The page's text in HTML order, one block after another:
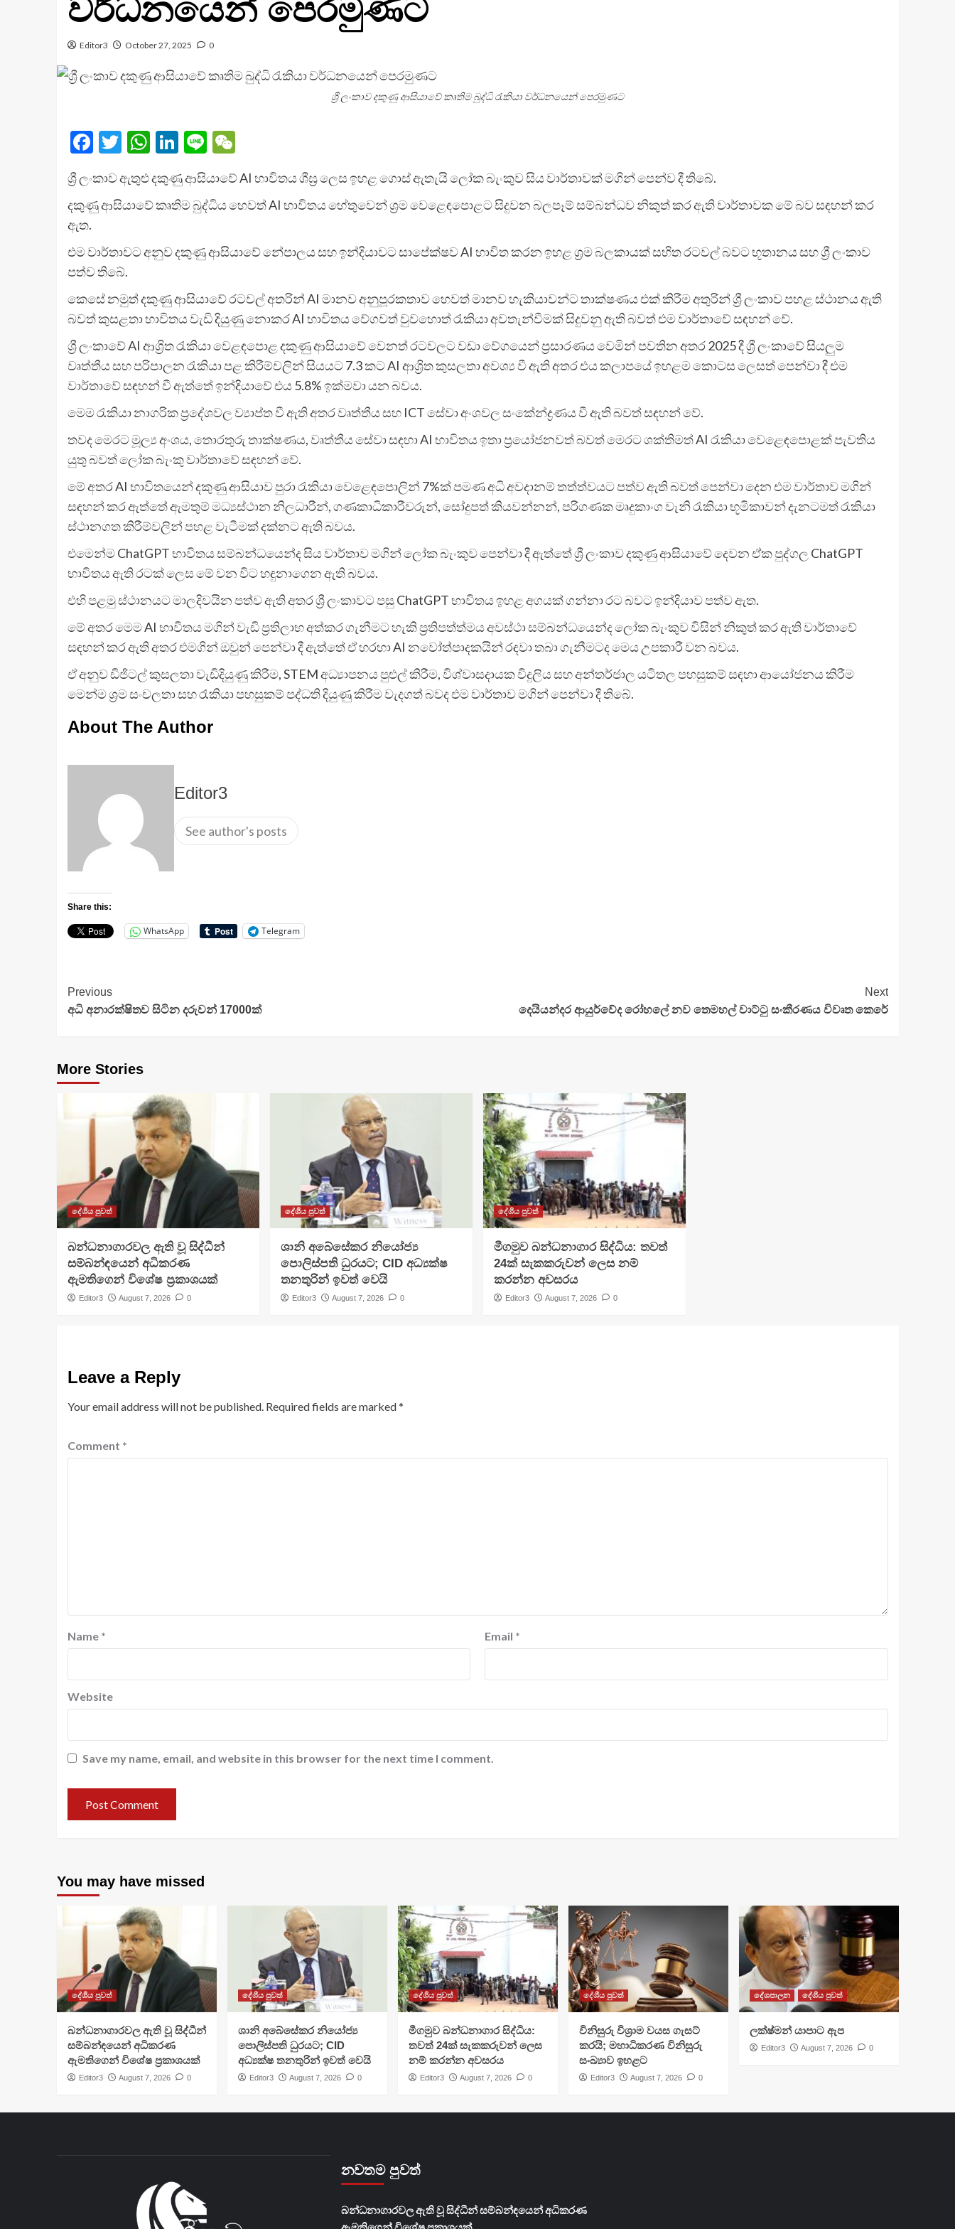
වර්ධනයෙන් පෙරමුණට
Editor3 October 27, 2025 0
ශ්‍රී ලංකාව දකුණු ආසියාවේ කෘතිම බුද්ධි රැකියා වර්ධනයෙන් පෙරමුණට
Facebook
Twitter
WhatsApp
LinkedIn
LineWeChat
ශ්‍රී ලංකාව ඇතුළු දකුණු ආසියාවේ AI භාවිතය ශීඝ්‍ර ලෙස ඉහළ ගොස් ඇතැයි ලෝක බැංකුව සිය වාර්තාවක් මගින් පෙන්ව දී තිබේ.
දකුණු ආසියාවේ කෘතිම බුද්ධිය හෙවත් AI භාවිතය හේතුවෙන් ශ්‍රම වෙළෙඳපොළට සිදුවන බලපෑම් සම්බන්ධව නිකුත් කර ඇති වාර්තාවක මේ බව සඳහන් කර
ඇත.
එම වාර්තාවට අනුව දකුණු ආසියාවේ නේපාලය සහ ඉන්දියාවට සාපේක්ෂව AI භාවිත කරන ඉහළ ශ්‍රම බලකායක් සහිත රටවල් බවට භූතානය සහ ශ්‍රී ලංකාව
පත්ව තිබේ.
කෙසේ නමුත් දකුණු ආසියාවේ රටවල් අතරින් AI මානව අනුපූරකතාව හෙවත් මානව හැකියාවන්ට තාක්ෂණය එක් කිරීම අතුරින් ශ්‍රී ලංකාව පහළ ස්ථානය ඇති
බවත් කුසළතා භාවිතය වැඩි දියුණු නොකර AI භාවිතය වේගවත් වුවහොත් රැකියා අවතැන්වීමක් සිදුවනු ඇති බවත් එම වාර්තාවේ සඳහන් වේ.
ශ්‍රී ලංකාවේ AI ආශ්‍රිත රැකියා වෙළඳපොළ දකුණු ආසියාවේ වෙනත් රටවලට වඩා වේගයෙන් ප්‍රසාරණය වෙමින් පවතින අතර 2025 දී ශ්‍රී ලංකාවේ සියලුම
වෘත්තීය සහ පරිපාලන රැකියා පළ කිරීම්වලින් සියයට 7.3 කට AI ආශ්‍රිත කුසලතා අවශ්‍ය වී ඇති අතර එය කලාපයේ ඉහළම කොටස ලෙසත් පෙන්වා දී එම
වාර්තාවේ සඳහන් වී ඇත්තේ ඉන්දියාවේ එය 5.8% ඉක්මවා යන බවය.
මෙම රැකියා නාගරික ප්‍රදේශවල ව්‍යාප්ත වී ඇති අතර වෘත්තීය සහ ICT සේවා අංශවල සංකේන්ද්‍රණය වී ඇති බවත් සඳහන් වේ.
තවද මෙරට මූල්‍ය අංශය, තොරතුරු තාක්ෂණය, වෘත්තීය සේවා සඳහා AI භාවිතය ඉතා ප්‍රයෝජනවත් බවත් මෙරට ශක්තිමත් AI රැකියා වෙළෙඳපොළක් පැවතිය
යුතු බවත් ලෝක බැංකු වාර්තාවේ සඳහන් වේ.
මේ අතර AI භාවිතයෙන් දකුණු ආසියාව පුරා රැකියා වෙළෙඳපොලින් 7%ක් පමණ අධි අවදානම් තත්ත්වයට පත්ව ඇති බවත් පෙන්වා දෙන එම වාර්තාව මගින්
සඳහන් කර ඇත්තේ ඇමතුම් මධ්‍යස්ථාන නිලධාරීන්, ගණකාධිකාරීවරුන්, සෝදුපත් කියවන්නන්, පරිගණක මෘදුකාංග වැනි රැකියා භූමිකාවන් දැනටමත් රැකියා
ස්ථානගත කිරීම්වලින් පහළ වැටීමක් දක්නට ඇති බවය.
එමෙන්ම ChatGPT භාවිතය සම්බන්ධයෙන්ද සිය වාර්තාව මගින් ලෝක බැංකුව පෙන්වා දී ඇත්තේ ශ්‍රී ලංකාව දකුණු ආසියාවේ දෙවන ඒක පුද්ගල ChatGPT
භාවිතය ඇති රටක් ලෙස මේ වන විට හඳුනාගෙන ඇති බවය.
එහි පළමු ස්ථානයට මාලදිවයින පත්ව ඇති අතර ශ්‍රී ලංකාවට පසු ChatGPT භාවිතය ඉහළ අගයක් ගන්නා රට බවට ඉන්දියාව පත්ව ඇත.
මේ අතර මෙම AI භාවිතය මගින් වැඩි ප්‍රතිලාභ අත්කර ගැනීමට හැකි ප්‍රතිපත්ත්මය අවස්ථා සම්බන්ධයෙන්ද ලෝක බැංකුව විසින් නිකුත් කර ඇති වාර්තාවේ
සඳහන් කර ඇති අතර එමගින් ඔවුන් පෙන්වා දී ඇත්තේ ඒ හරහා AI නවෝත්පාදකයින් රඳවා තබා ගැනීමටද මෙය උපකාරී වන බවය.
ඒ අනුව ඩිජිටල් කුසලතා වැඩිදියුණු කිරීම, STEM අධ්‍යාපනය පුළුල් කිරීම, විශ්වාසදායක විදුලිය සහ අන්තර්ජාල යටිතල පහසුකම් සඳහා ආයෝජනය කිරීම
මෙන්ම ශ්‍රම සංචලතා සහ රැකියා පහසුකම් පද්ධති දියුණු කිරීම වැදගත් බවද එම වාර්තාව මගින් පෙන්වා දී තිබේ.
About The Author
Editor3
See author's posts
Share this:
WhatsApp Telegram
Continue
Reading
Previous
අධි අනාරක්ෂිතව සිටින දරුවන් 17000ක්
Next
දෙයියන්දර ආයුර්වේද රෝහලේ නව තෙමහල් වාට්ටු සංකීරණය විවෘත කෙරේ
More Stories
දේශීය පුවත්
බන්ධනාගාරවල ඇති වූ සිද්ධීන්
සම්බන්ඳයෙන් අධිකරණ
ඇමතිගෙන් විශේෂ ප්‍රකාශයක්
Editor3 August 7, 2026 0
දේශීය පුවත්
ශානි අබේසේකර නියෝජ්‍ය
පොලිස්පති ධුරයට; CID අධ්‍යක්ෂ
තනතුරින් ඉවත් වෙයි
Editor3 August 7, 2026 0
දේශීය පුවත්
මීගමුව බන්ධනාගාර සිද්ධිය: තවත්
24ක් සැකකරුවන් ලෙස නම්
කරන්න අවසරය
Editor3 August 7, 2026 0
Leave a Reply
Your email address will not be published. Required fields are marked*
Comment *
Name * Email *
Website
Save my name, email, and website in this browser for the next time I comment.
You may have missed
දේශීය පුවත්
බන්ධනාගාරවල ඇති වූ සිද්ධීන්
සම්බන්ඳයෙන් අධිකරණ
ඇමතිගෙන් විශේෂ ප්‍රකාශයක්
Editor3 August 7, 2026 0
දේශීය පුවත්
ශානි අබේසේකර නියෝජ්‍ය
පොලිස්පති ධුරයට; CID
අධ්‍යක්ෂ තනතුරින් ඉවත් වෙයි
Editor3 August 7, 2026 0
දේශීය පුවත්
මීගමුව බන්ධනාගාර සිද්ධිය:
තවත් 24ක් සැකකරුවන් ලෙස
නම් කරන්න අවසරය
Editor3 August 7, 2026 0
දේශීය පුවත්
විනිසුරු විශ්‍රාම වයස ගැසට්
කරයි; මහාධිකරණ විනිසුරු
සංඛ්‍යාව ඉහළට
Editor3 August 7, 2026 0
දේශපාලන දේශීය පුවත්
ලක්ෂ්මන් යාපාට ඇප
Editor3 August 7, 2026 0
නවතම පුවත්
බන්ධනාගාරවල ඇති වූ සිද්ධීන් සම්බන්ඳයෙන් අධිකරණ